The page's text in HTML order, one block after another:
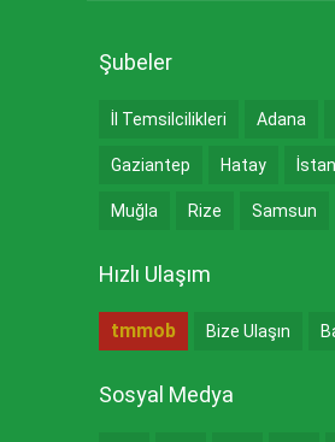
Şubeler
İl Temsilcilikleri Adana
Gaziantep Hatay
Muğla Rize Samsun
Hızlı Ulaşım
tmmob Bize Ulaşın
Sosyal Medya